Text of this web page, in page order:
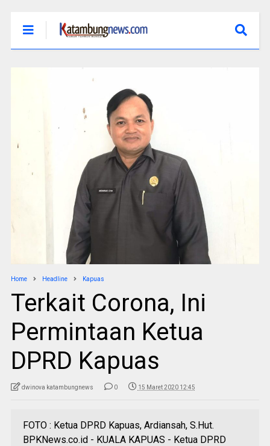
Home Headline Kapuas
Terkait Corona, Ini
Permintaan Ketua
DPRD Kapuas
dwinova katambungnews 0 15 Maret 2020 12:45
FOTO : Ketua DPRD Kapuas, Ardiansah, S.Hut.
BPKNews.co.id - KUALA KAPUAS - Ketua DPRD